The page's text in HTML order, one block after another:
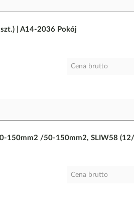
| A14-2036 Pokój
Cena brutto
150mm2 /50-150mm2, SLIW58
Cena brutto